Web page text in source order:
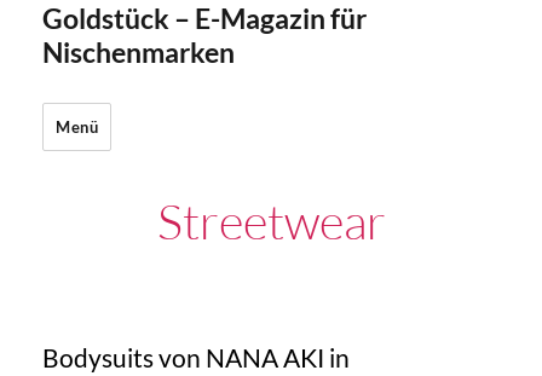
Goldstück – E-Magazin für
Nischenmarken
Menü
Streetwear
Bodysuits von NANA AKI in